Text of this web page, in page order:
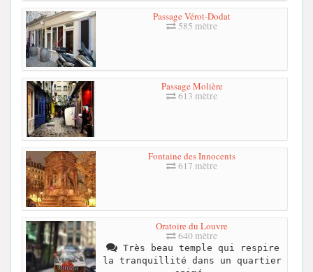
Passage Vérot-Dodat
585 mètre
Passage Molière
613 mètre
Fontaine des Innocents
617 mètre
Oratoire du Louvre
640 mètre
Très beau temple qui respire
la tranquillité dans un quartier